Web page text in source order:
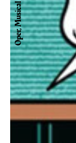
Oper, Musical